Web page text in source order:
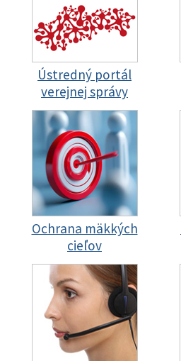
Ústredný portál
verejnej správy
Ochrana mäkkých
cieľov